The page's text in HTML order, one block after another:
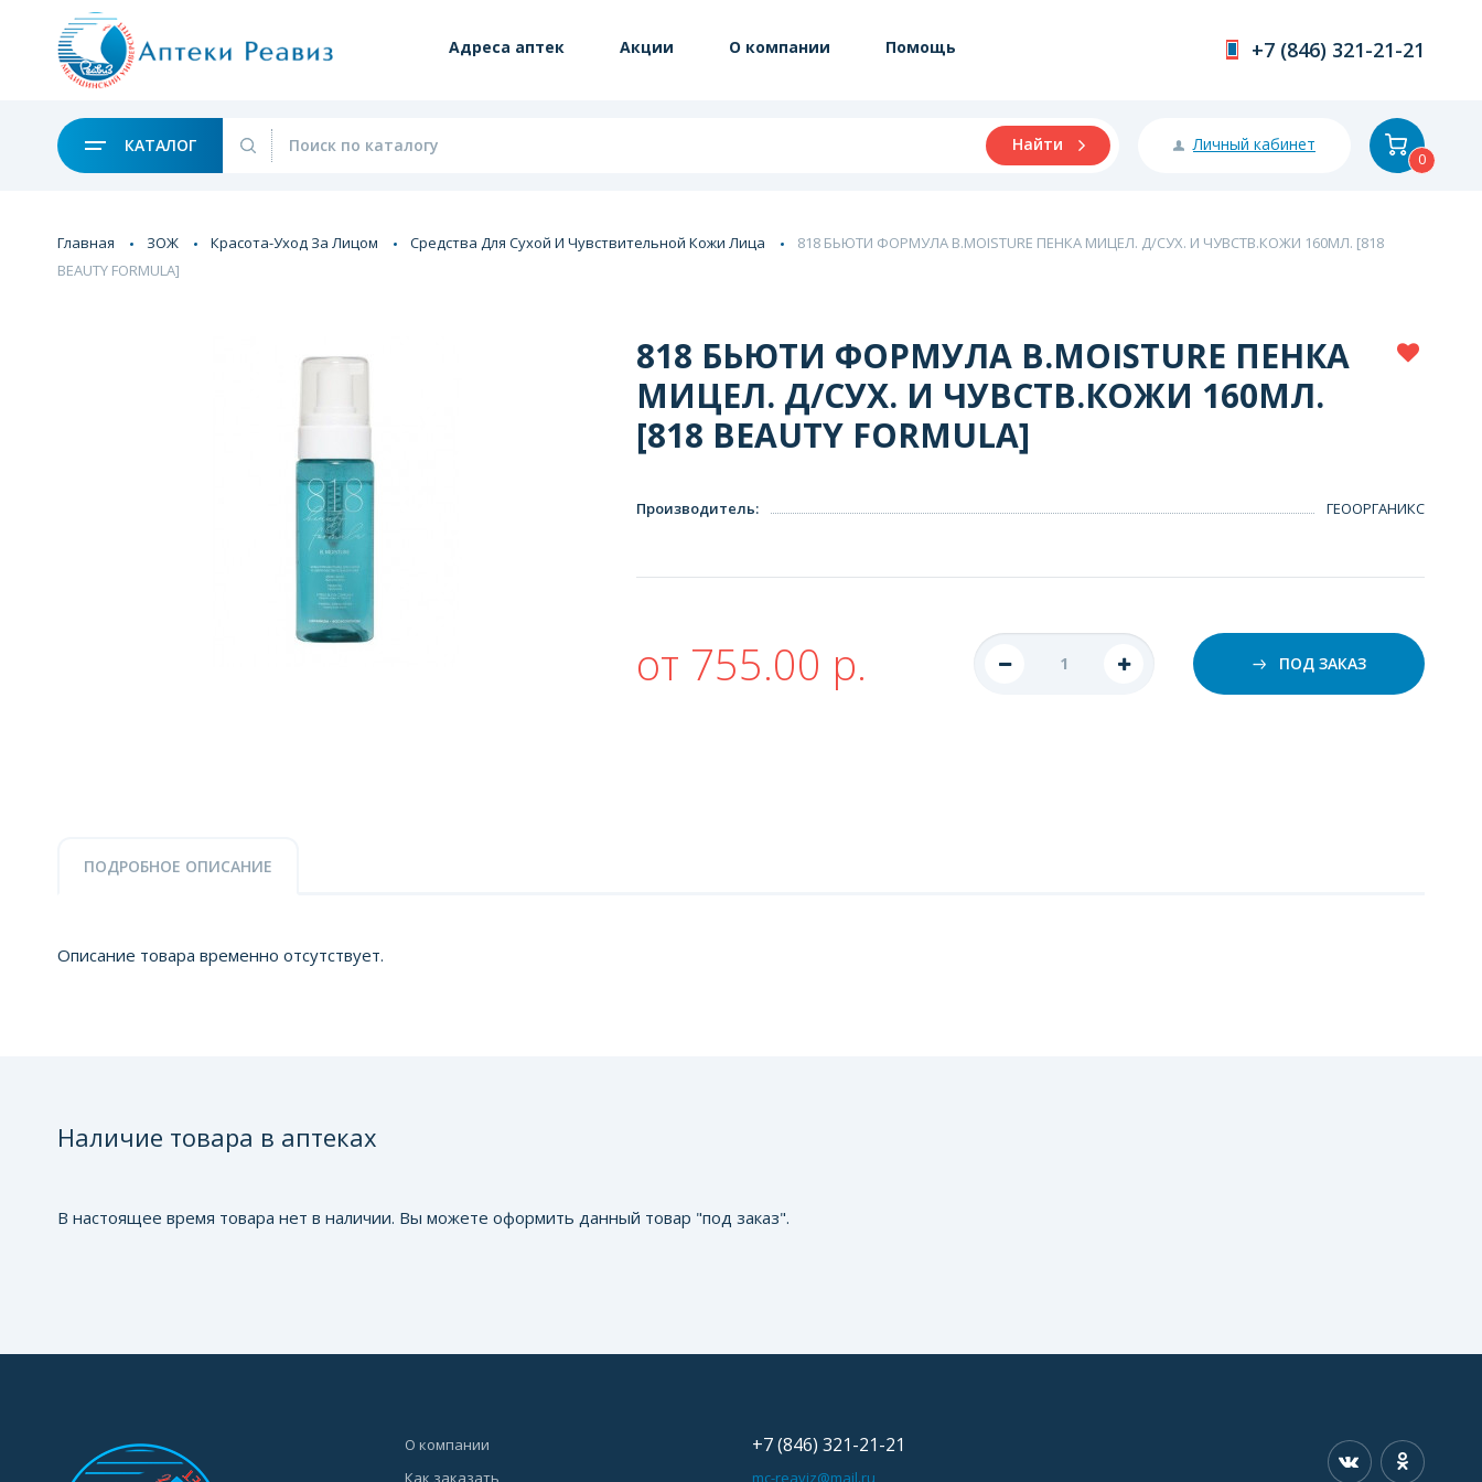
Адреса аптек Акции О компании Помощь +7 (846) 321-21-21
КАТАЛОГ Найти Личный кабинет
0
Главная ЗОЖ Красота-Уход За Лицом Средства Для Сухой И Чувствительной Кожи Лица
818 БЬЮТИ ФОРМУЛА B.MOISTURE ПЕНКА МИЦЕЛ. Д/СУХ. И ЧУВСТВ.КОЖИ 160МЛ. [818
BEAUTY FORMULA]
818 БЬЮТИ ФОРМУЛА B.MOISTURE ПЕНКА
МИЦЕЛ. Д/СУХ. И ЧУВСТВ.КОЖИ 160МЛ.
[818 BEAUTY FORMULA]
Производитель: ГЕООРГАНИКС
от 755.00 р. ПОД ЗАКАЗ
ПОДРОБНОЕ ОПИСАНИЕ
Описание товара временно отсутствует.
Наличие товара в аптеках
В настоящее время товара нет в наличии. Вы можете оформить данный товар "под заказ".
О компании
Как заказать
+7 (846) 321-21-21
mc-reaviz@mail.ru